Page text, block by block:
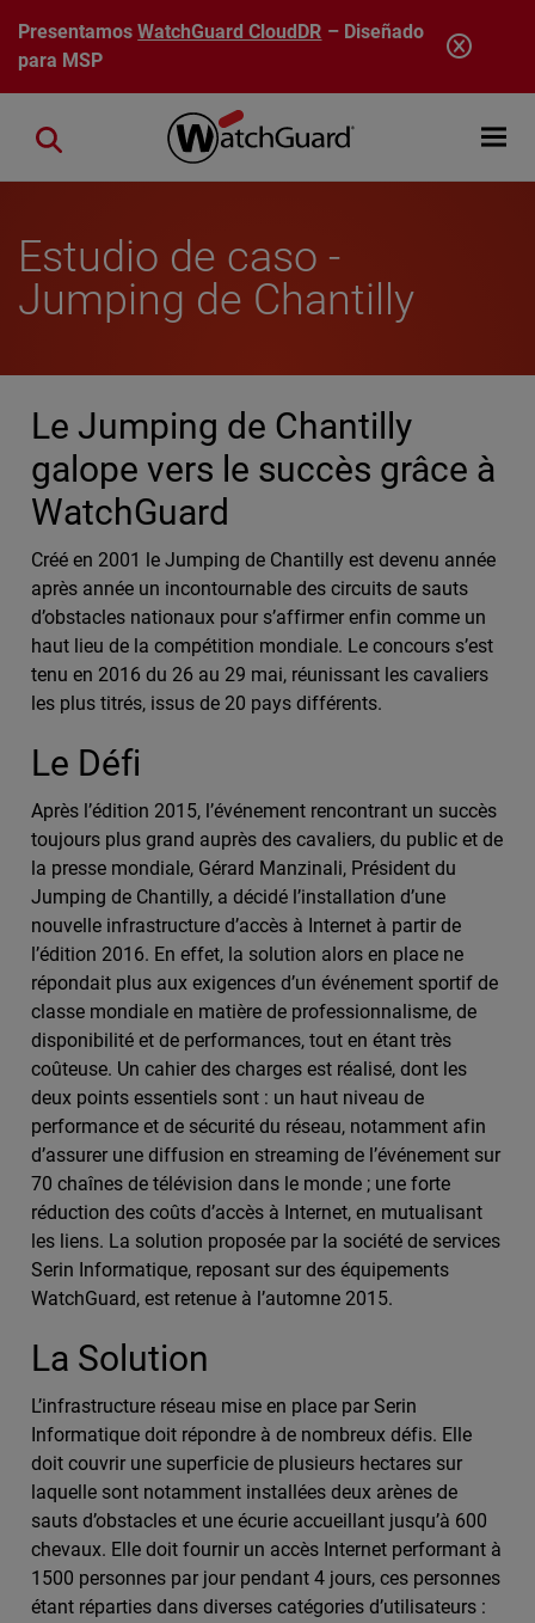
Pasar al contenido principal
PresentamosWatchGuard CloudDR – Diseñado
para MSP
Open
Close search
Estudio de caso -
Jumping de Chantilly
Le Jumping de Chantilly
galope vers le succès grâce à
WatchGuard
Créé en 2001 le Jumping de Chantilly est devenu année
après année un incontournable des circuits de sauts
d’obstacles nationaux pour s’affirmer enfin comme un
haut lieu de la compétition mondiale. Le concours s’est
tenu en 2016 du 26 au 29 mai, réunissant les cavaliers
les plus titrés, issus de 20 pays différents.
Le Défi
Après l’édition 2015, l’événement rencontrant un succès
toujours plus grand auprès des cavaliers, du public et de
la presse mondiale, Gérard Manzinali, Président du
Jumping de Chantilly, a décidé l’installation d’une
nouvelle infrastructure d’accès à Internet à partir de
l’édition 2016. En effet, la solution alors en place ne
répondait plus aux exigences d’un événement sportif de
classe mondiale en matière de professionnalisme, de
disponibilité et de performances, tout en étant très
coûteuse. Un cahier des charges est réalisé, dont les
deux points essentiels sont : un haut niveau de
performance et de sécurité du réseau, notamment afin
d’assurer une diffusion en streaming de l’événement sur
70 chaînes de télévision dans le monde ; une forte
réduction des coûts d’accès à Internet, en mutualisant
les liens. La solution proposée par la société de services
Serin Informatique, reposant sur des équipements
WatchGuard, est retenue à l’automne 2015.
La Solution
L’infrastructure réseau mise en place par Serin
Informatique doit répondre à de nombreux défis. Elle
doit couvrir une superficie de plusieurs hectares sur
laquelle sont notamment installées deux arènes de
sauts d’obstacles et une écurie accueillant jusqu’à 600
chevaux. Elle doit fournir un accès Internet performant à
1500 personnes par jour pendant 4 jours, ces personnes
étant réparties dans diverses catégories d’utilisateurs :